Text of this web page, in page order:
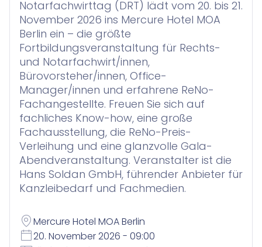
Smart Legal Research
KI-Agent zur Urteilsrecherche für Anwälte
Legal Twin
Add-Ons
KI-Agenten für Advoware und Winsolvenz
Notarfachwirttag (DRT) lädt vom 20. bis 21.
November 2026 ins Mercure Hotel MOA
Berlin ein – die größte
Fortbildungsveranstaltung für Rechts-
und Notarfachwirt/innen,
Bürovorsteher/innen, Office-
Manager/innen und erfahrene ReNo-
Fachangestellte. Freuen Sie sich auf
fachliches Know-how, eine große
Fachausstellung, die ReNo-Preis-
Verleihung und eine glanzvolle Gala-
Abendveranstaltung. Veranstalter ist die
Hans Soldan GmbH, führender Anbieter für
Kanzleibedarf und Fachmedien.
Mercure Hotel MOA Berlin
20. November 2026 - 09:00